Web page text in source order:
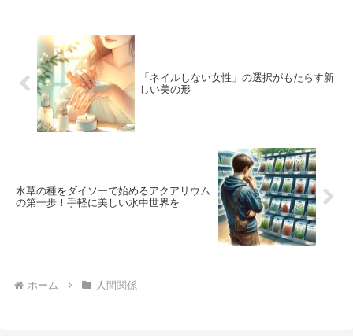
「ネイルしない女性」の選択がもたらす新
しい美の形
水草の種をダイソーで始めるアクアリウム
の第一歩！手軽に美しい水中世界を
ホーム 人間関係